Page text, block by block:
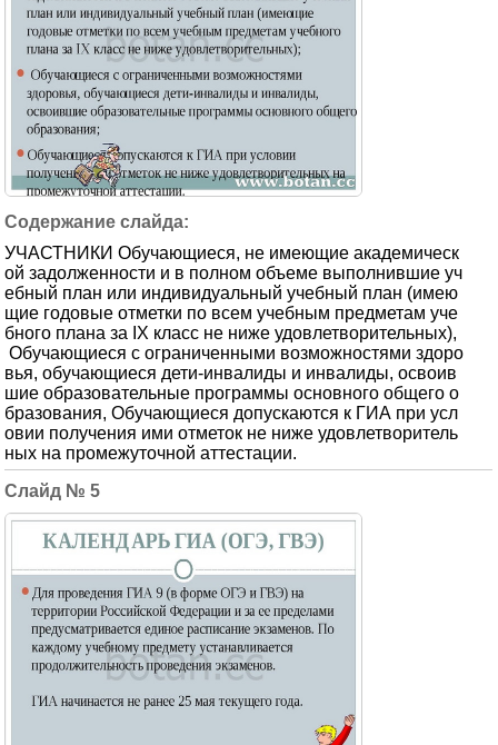
УЧАСТНИКИ Обучающиеся, не имеющие академическ
ой задолженности и в полном объеме выполнившие уч
ебный план или индивидуальный учебный план (имею
щие годовые отметки по всем учебным предметам уче
бного плана за IX класс не ниже удовлетворительных),
Обучающиеся с ограниченными возможностями здоро
вья, обучающиеся дети-инвалиды и инвалиды, освоив
шие образовательные программы основного общего о
бразования, Обучающиеся допускаются к ГИА при усл
овии получения ими отметок не ниже удовлетворитель
ных на промежуточной аттестации.
5